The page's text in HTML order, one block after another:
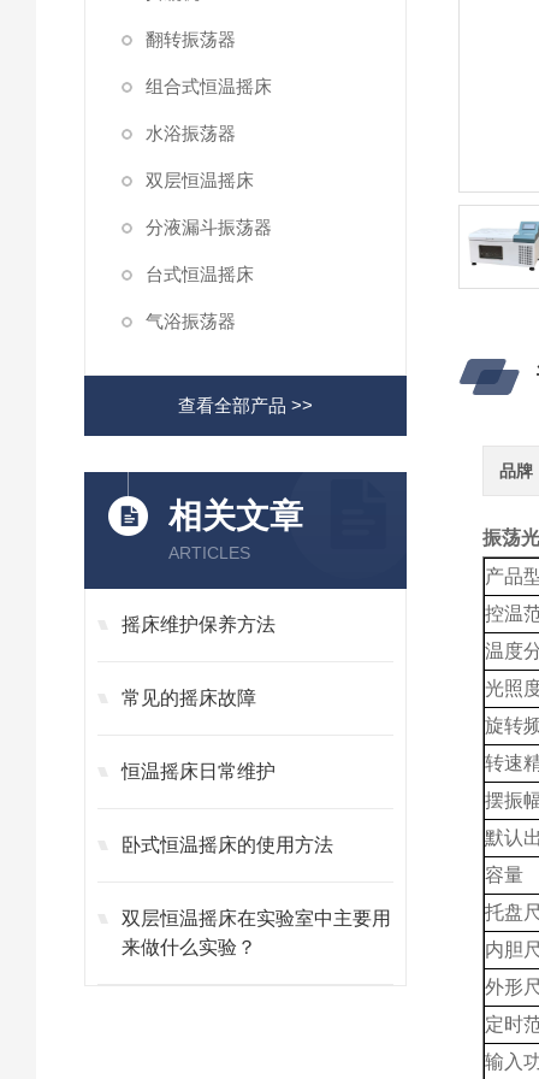
翻转振荡器
组合式恒温摇床
水浴振荡器
双层恒温摇床
分液漏斗振荡器
台式恒温摇床
气浴振荡器
查看全部产品 >>
相关文章
ARTICLES
摇床维护保养方法
常见的摇床故障
恒温摇床日常维护
卧式恒温摇床的使用方法
双层恒温摇床在实验室中主要用
来做什么实验？
品牌
振荡
产品
控温
温度
光照
旋转
转速
摆振
默认
容量
托盘
内胆
外形
定时
输入